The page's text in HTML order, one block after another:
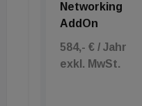
Wichtigste für uns ist
wir setzen auf
stabile Verhältnisse.
Networking
AddOn
584,- € / Jahr
exkl. MwSt.